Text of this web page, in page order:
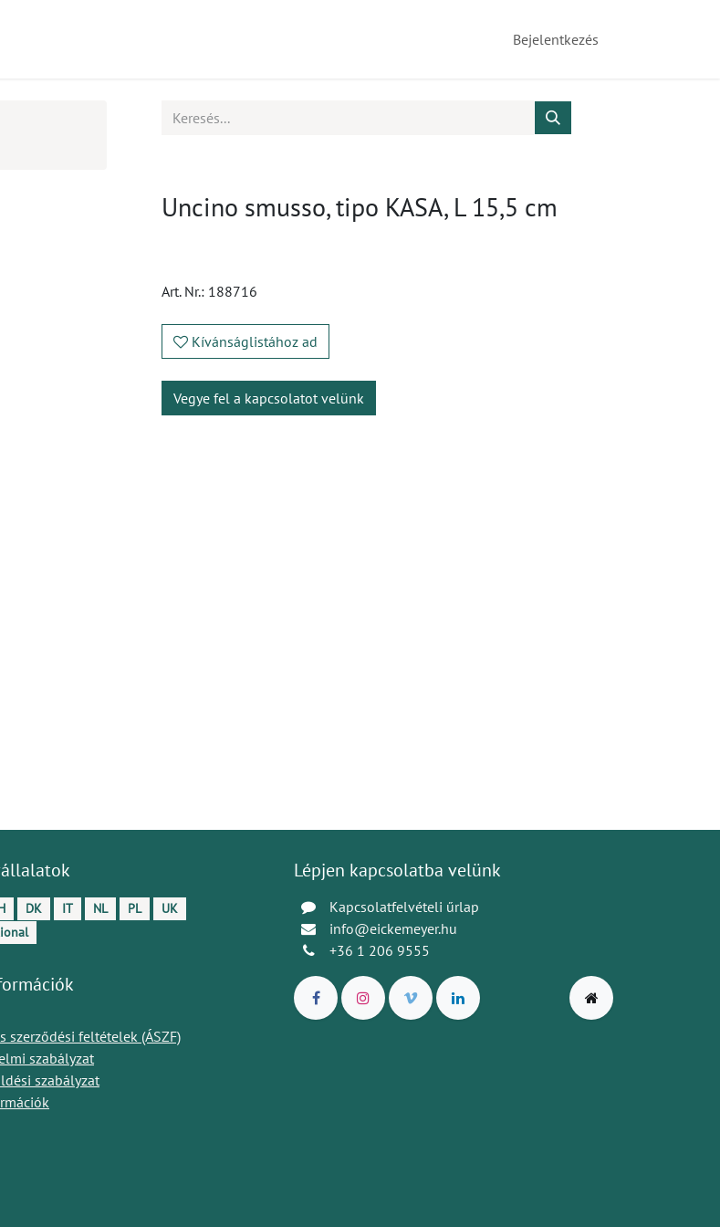
Bejelentkezés
Uncino smusso, tipo KASA, L 15,5 cm
Art. Nr.: 188716
Kívánságlistához ad
Vegye fel a kapcsolatot velünk
DK IT NL PL
UK
szerződési feltételek (ÁSZF)
szabályzat
szabályzat
Lépjen kapcsolatba velünk
Kapcsolatfelvételi űrlap
info@eickemeyer.hu
+36 1 206 9555